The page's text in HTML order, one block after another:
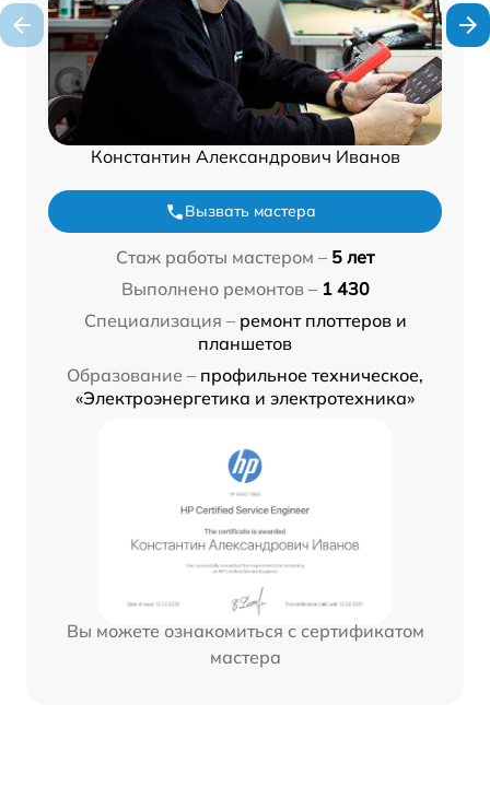
Константин Александрович Иванов
Вызвать мастера
Стаж работы мастером – 5 лет
Выполнено ремонтов – 1 430
Специализация – ремонт плоттеров и
планшетов
Образование – профильное техническое,
«Электроэнергетика и электротехника»
Вы можете ознакомиться с сертификатом
мастера